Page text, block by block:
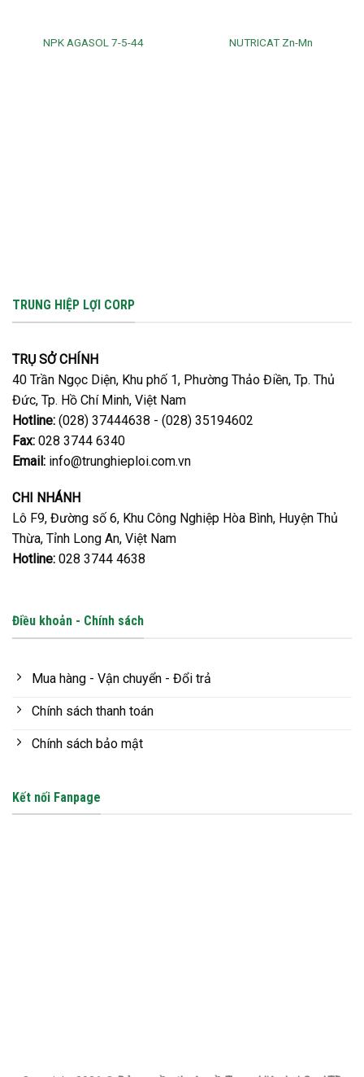
NPK AGASOL 7-5-44 NUTRICAT Zn-Mn
TRUNG HIỆP LỢI CORP
TRỤ SỞ CHÍNH
40 Trần Ngọc Diện, Khu phố 1, Phường Thảo Điền, Tp. Thủ
Đức, Tp. Hồ Chí Minh, Việt Nam
Hotline: (028) 37444638 - (028) 35194602
Fax: 028 3744 6340
Email: info@trunghieploi.com.vn
CHI NHÁNH
Lô F9, Đường số 6, Khu Công Nghiệp Hòa Bình, Huyện Thủ
Thừa, Tỉnh Long An, Việt Nam
Hotline: 028 3744 4638
Điều khoản - Chính sách
Mua hàng - Vận chuyển - Đổi trả
Chính sách thanh toán
Chính sách bảo mật
Kết nối Fanpage